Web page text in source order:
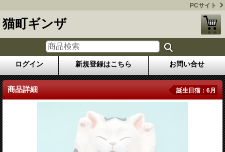
PCサイト
猫町ギンザ
ログイン 新規登録はこちら お問い合せ
商品詳細 誕生日猫：6月